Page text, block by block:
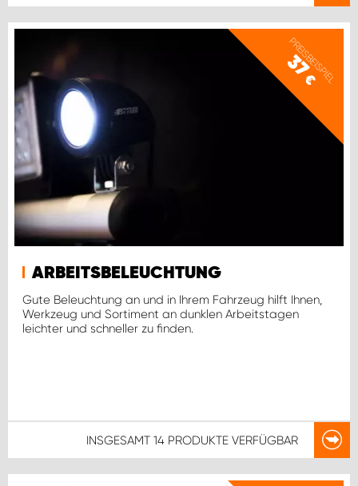
PREISBEISPIEL
37
€
ARBEITSBELEUCHTUNG
Gute Beleuchtung an und in Ihrem Fahrzeug hilft Ihnen,
Werkzeug und Sortiment an dunklen Arbeitstagen
leichter und schneller zu finden.
INSGESAMT 14 PRODUKTE VERFÜGBAR